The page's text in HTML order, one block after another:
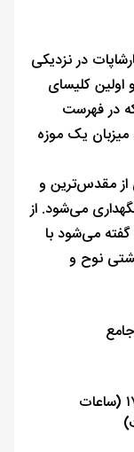
در نزدیکی
اولین کلیسای
در فهرست
یک موزه
از مقدس‌ترین و
می‌شود. از
می‌شود با
نوح و
معمولا از ۱۰:۳۰ تا ۱۷:۳۰ (ساعات